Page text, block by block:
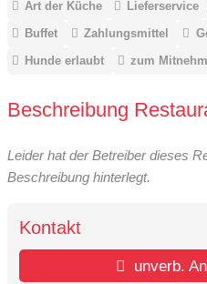
Art der Küche Lieferservice
Buffet
Zahlungsmittel
Hunde erlaubt
zum
Beschreibung
Leider hat der Betreiber dieses
Beschreibung hinterlegt.
Kontakt
unverb.